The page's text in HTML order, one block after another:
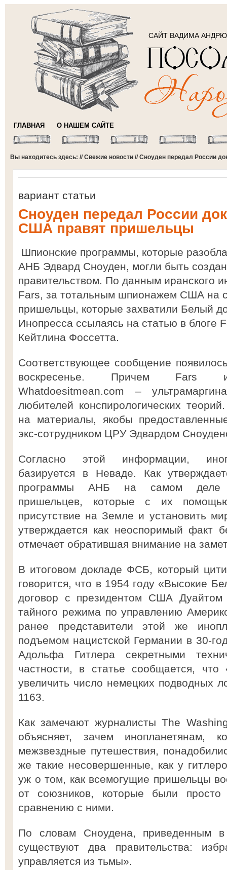
САЙТ ВАДИМА
ГЛАВНАЯ О НАШЕМ САЙТЕ
Вы находитесь здесь: //Свежие новости // Сноуден передал России
вариант статьи
Сноуден передал России
США правят пришельцы
Шпионские программы, которые
АНБ Эдвард Сноуден, могли быть
правительством. По данным иранского
Fars, за тотальным шпионажем США на
пришельцы, которые захватили Белый
Инопресса ссылаясь на статью в блоге
Кейтлина Фоссетта.
Соответствующее сообщение
воскресенье. Причем Fars
Whatdoesitmean.com –
любителей конспирологических
на материалы, якобы
экс-сотрудником ЦРУ Эдвардом
Согласно этой информации,
базируется в Неваде. Как
программы АНБ на самом деле
пришельцев, которые с их
присутствие на Земле и установить
утверждается как неоспоримый факт
отмечает обратившая внимание на
В итоговом докладе ФСБ, который
говорится, что в 1954 году «Высокие
договор с президентом США Дуайтом
тайного режима по управлению
ранее представители этой же
подъемом нацистской Германии в 30-
Адольфа Гитлера секретными
частности, в статье сообщается,
увеличить число немецких подводных
1163.
Как замечают журналисты The
объясняет, зачем инопланетянам,
межзвездные путешествия,
же такие несовершенные, как у
уж о том, как всемогущие пришельцы
от союзников, которые были
сравнению с ними.
По словам Сноудена, приведенным
существуют два правительства:
управляется из тьмы».